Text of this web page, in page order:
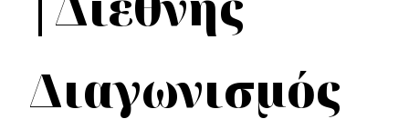
Διαγωνισμός